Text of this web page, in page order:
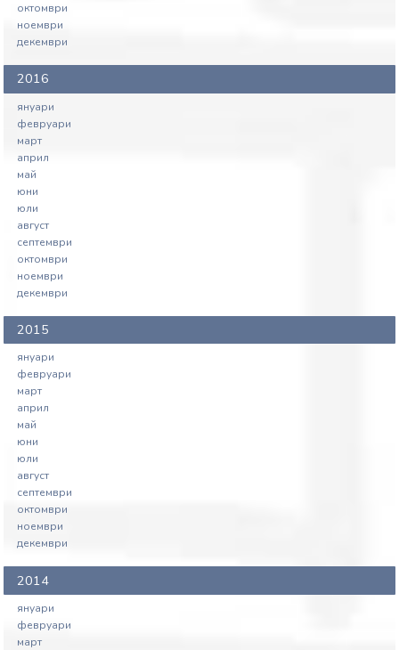
октомври
ноември
декември
2016
януари
февруари
март
април
май
юни
юли
август
септември
октомври
ноември
декември
2015
януари
февруари
март
април
май
юни
юли
август
септември
октомври
ноември
декември
2014
януари
февруари
март